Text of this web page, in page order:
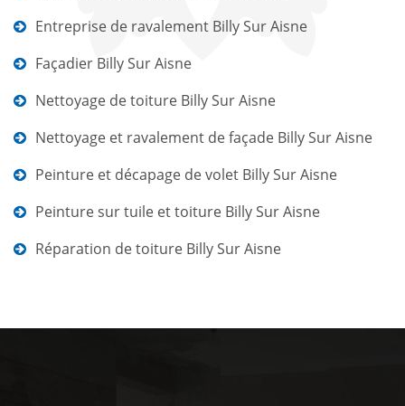
Entreprise de ravalement Billy Sur Aisne
Façadier Billy Sur Aisne
Nettoyage de toiture Billy Sur Aisne
Nettoyage et ravalement de façade Billy Sur Aisne
Peinture et décapage de volet Billy Sur Aisne
Peinture sur tuile et toiture Billy Sur Aisne
Réparation de toiture Billy Sur Aisne